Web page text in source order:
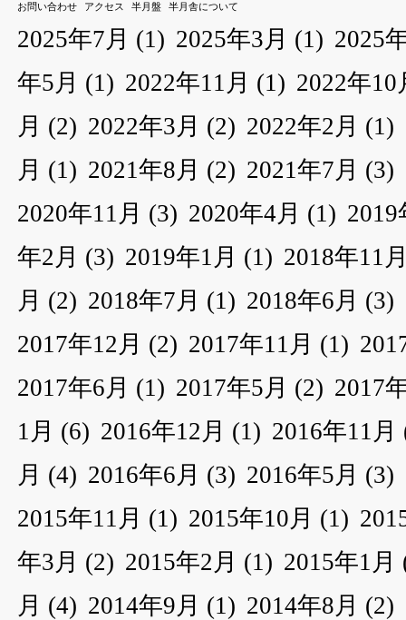
お問い合わせ アクセス 半月盤 半月舎について
2025年7月 (1) 2025年3月 (1) 2025
年5月 (1) 2022年11月 (1) 2022年10
月 (2) 2022年3月 (2) 2022年2月 (1)
月 (1) 2021年8月 (2) 2021年7月 (3)
2020年11月 (3) 2020年4月 (1) 2019
年2月 (3) 2019年1月 (1) 2018年11
月 (2) 2018年7月 (1) 2018年6月 (3)
2017年12月 (2) 2017年11月 (1)
2017年6月 (1) 2017年5月 (2) 2017
1月 (6) 2016年12月 (1) 2016年11月
月 (4) 2016年6月 (3) 2016年5月 (3)
2015年11月 (1) 2015年10月 (1)
年3月 (2) 2015年2月 (1) 2015年1月
月 (4) 2014年9月 (1) 2014年8月 (2)